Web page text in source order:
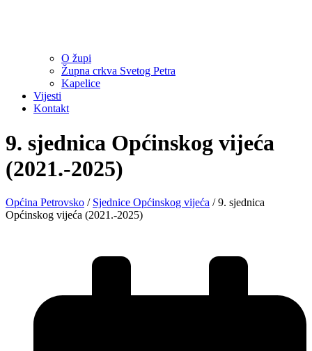
O župi
Župna crkva Svetog Petra
Kapelice
Vijesti
Kontakt
9. sjednica Općinskog vijeća
(2021.-2025)
Općina Petrovsko / Sjednice Općinskog vijeća /9. sjednica
Općinskog vijeća (2021.-2025)